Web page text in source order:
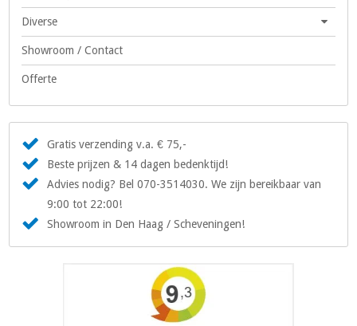
Diverse
Showroom / Contact
Offerte
Gratis verzending v.a. € 75,-
Beste prijzen & 14 dagen bedenktijd!
Advies nodig? Bel 070-3514030. We zijn bereikbaar van
9:00 tot 22:00!
Showroom in Den Haag / Scheveningen!